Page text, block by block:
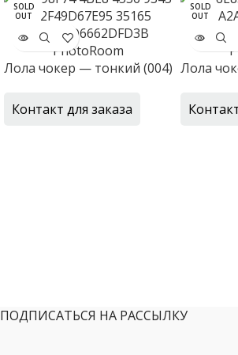
SOLD
OUT
Лола чокер — тонкий (004)
Контакт для заказа
SOLD
OUT
Лола
ПОДПИСАТЬСЯ НА РАССЫЛКУ